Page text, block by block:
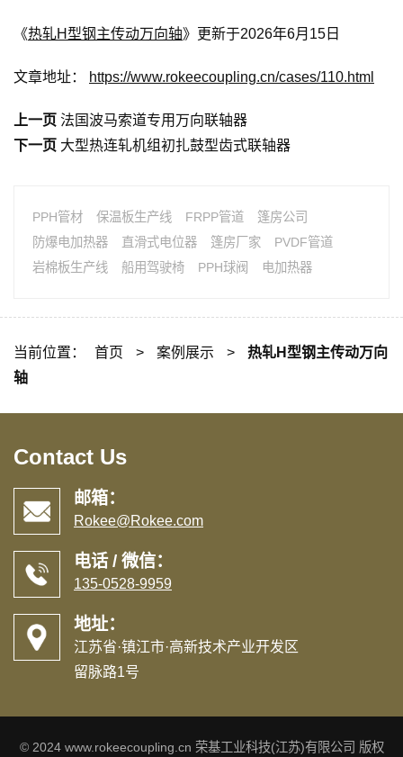
《热轧H型钢主传动万向轴》更新于2026年6月15日
文章地址： https://www.rokeecoupling.cn/cases/110.html
上一页 法国波马索道专用万向联轴器
下一页 大型热连轧机组初扎鼓型齿式联轴器
PPH管材 保温板生产线 FRPP管道
篷房公司
防爆电加热器
直滑式电位器 篷房厂家
PVDF管道
岩棉板生产线
船用驾驶椅 PPH球阀 电加热器
当前位置： 首页 > 案例展示 >
热轧H型钢主传动万向
轴
Contact Us
邮箱：
Rokee@Rokee.com
电话 / 微信：
135-0528-9959
地址：
江苏省·镇江市·高新技术产业开发区
留脉路1号
© 2024 www.rokeecoupling.cn 荣基工业科技(江苏)有限公司 版权